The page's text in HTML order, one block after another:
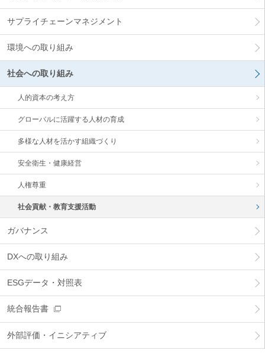
サプライチェーンマネジメント
環境への取り組み
社会への取り組み
人的資本の考え方
グローバルに活躍する人材の育成
多様な人材を活かす組織づくり
安全衛生・健康経営
人権尊重
社会貢献・教育支援活動
ガバナンス
DXへの取り組み
ESGデータ・対照表
統合報告書
外部評価・イニシアティブ